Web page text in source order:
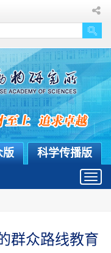
科学传播版
版
群众路线教育